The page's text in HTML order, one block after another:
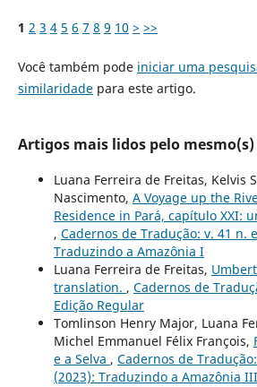
1 2 3 4 5 6 7 8 9 10 > >>
Você também pode iniciar uma
similaridadepara este artigo.
Artigos mais lidos pelo
Luana Ferreira de Freitas, Kelvis
Nascimento, A Voyage up the
Residence in Pará, capítulo XXI:
, Cadernos de Tradução: v. 41 n.
Traduzindo a Amazônia I
Luana Ferreira de Freitas,
translation. , Cadernos de
Edição Regular
Tomlinson Henry Major, Luana
Michel Emmanuel Félix François,
e a Selva , Cadernos de
(2023): Traduzindo a Amazônia III